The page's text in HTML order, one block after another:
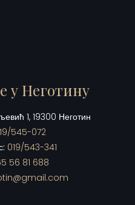
у Неготину
1, 19300 Неготин
545-072
019/543-341
56 81 688